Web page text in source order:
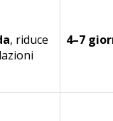
, riduce
4–7